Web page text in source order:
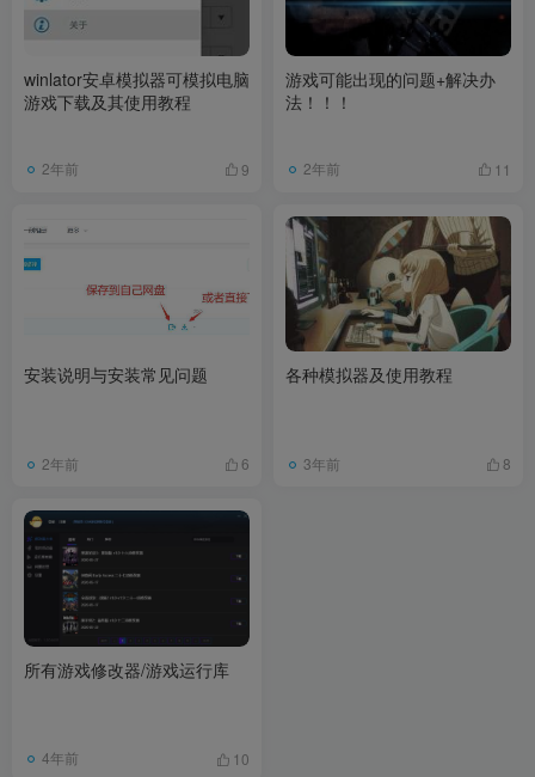
winlator安卓模拟器可模拟电脑
游戏下载及其使用教程
2年前 9
游戏可能出现的问题+解决办
法！！！
2年前 11
安装说明与安装常见问题
2年前 6
各种模拟器及使用教程
3年前 8
所有游戏修改器/游戏运行库
4年前 10